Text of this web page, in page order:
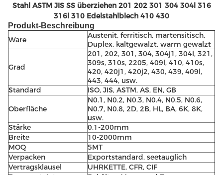
Stahl ASTM JIS SS überziehen 201 202 301 304 304l 316
316l 310 Edelstahlblech 410 430
Produkt-Beschreibung
Ware
Austenit, ferritisch, martensitisch,
Duplex, kaltgewalzt, warm gewalzt
Grad
201, 202, 301, 304, 304j1, 304l, 321,
309s, 310s, 2205, 409l, 410, 410s,
420, 420j1, 420j2, 430, 439, 409l,
443, 444, usw.
Standard
ISO, JIS, ASTM, AS, EN, GB
Oberfläche
N0.1, N0.2, N0.3, N0.4, N0.5, N0.6,
N0.7, N0.8, 2D, 2B, HL, BA, 6K, 8K,
usw.
Stärke
0.1-200mm
Breite
10-2000mm
MOQ
5MT
Verpacken
Exportstandard, seetauglich
Vertragsklausel
UHRKETTE, CFR, CIF